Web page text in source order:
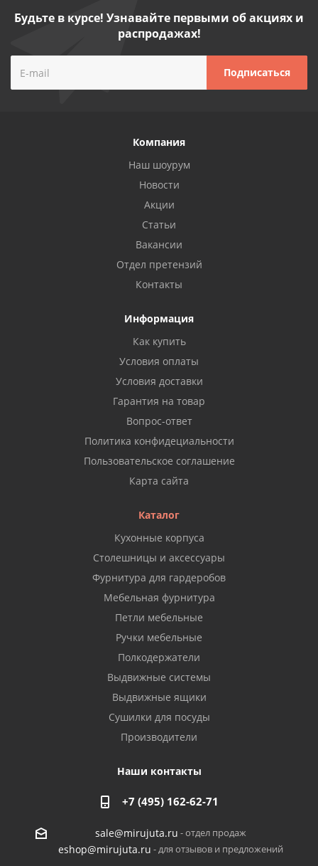
Будьте в курсе! Узнавайте первыми об акциях и
распродажах!
Компания
Наш шоурум
Новости
Акции
Статьи
Вакансии
Отдел претензий
Контакты
Информация
Как купить
Условия оплаты
Условия доставки
Гарантия на товар
Вопрос-ответ
Политика конфидециальности
Пользовательское соглашение
Карта сайта
Каталог
Кухонные корпуса
Столешницы и аксессуары
Фурнитура для гардеробов
Мебельная фурнитура
Петли мебельные
Ручки мебельные
Полкодержатели
Выдвижные системы
Выдвижные ящики
Сушилки для посуды
Производители
Наши контакты
+7 (495) 162-62-71
sale@mirujuta.ru - отдел продаж
eshop@mirujuta.ru - для отзывов и предложений